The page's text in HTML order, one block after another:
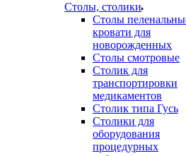
Столы, столики
Столы
кровати для
новорожденных
Столы смотровые
Столик для
транспортировки
медикаментов
Столик типа Гусь
Столики для
оборудования
процедурных